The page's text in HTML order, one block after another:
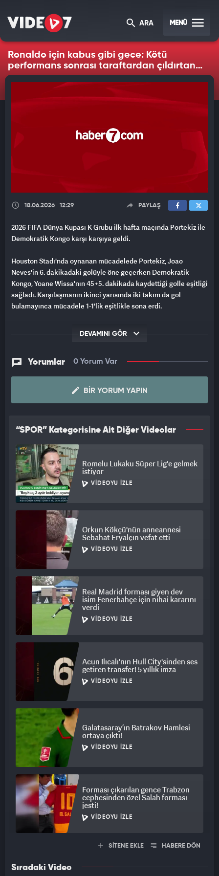
ARA MENÜ
Ronaldo için kabus gibi gece: Kötü
performans sonrası taraftardan çıldırtan
tezahürat
18.06.2026 12:29 PAYLAŞ
2026 FIFA Dünya Kupası K Grubu ilk hafta maçında Portekiz ile
Demokratik Kongo karşı karşıya geldi.
Houston Stadı'nda oynanan mücadelede Portekiz, Joao
Neves'in 6. dakikadaki golüyle öne geçerken Demokratik
Kongo, Yoane Wissa'nın 45+5. dakikada kaydettiği golle eşitliği
sağladı. Karşılaşmanın ikinci yarısında iki takım da gol
bulamayınca mücadele 1-1'lik eşitlikle sona erdi.
yarıda istatistiklerde yokları oynayan Cristiano Ronaldo, maçın
ardından eleştirilerin hedefi haline geldi.
DEVAMINI GÖR
Yorumlar 0 Yorum Var
BIR YORUM YAPIN
“SPOR” Kategorisine Ait Diğer Videolar
Romelu Lukaku Süper Lig'e gelmek
istiyor
VIDEOYU İZLE
Orkun Kökçü'nün anneannesi
Sebahat Eryalçın vefat etti
VIDEOYU İZLE
Real Madrid forması giyen dev
isim Fenerbahçe için nihai kararını
verdi
VIDEOYU İZLE
Acun Ilıcalı'nın Hull City'sinden ses
getiren transfer! 5 yıllık imza
VIDEOYU İZLE
Galatasaray’ın Batrakov Hamlesi
ortaya çıktı!
VIDEOYU İZLE
Forması çıkarılan gence Trabzon
cephesinden özel Salah forması
jesti!
VIDEOYU İZLE
SİTENE EKLE HABERE DÖN
Sıradaki Video